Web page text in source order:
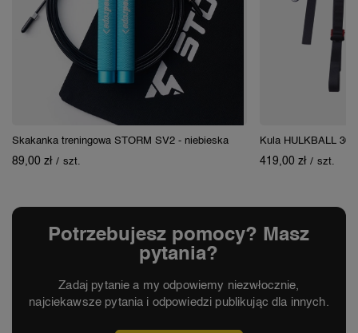
Skakanka treningowa STORM SV2 - niebieska
89,00 zł / szt.
Kula HULKBALL 30
419,00 zł / szt.
Potrzebujesz pomocy? Masz
pytania?
Zadaj pytanie a my odpowiemy niezwłocznie,
najciekawsze pytania i odpowiedzi publikując dla innych.